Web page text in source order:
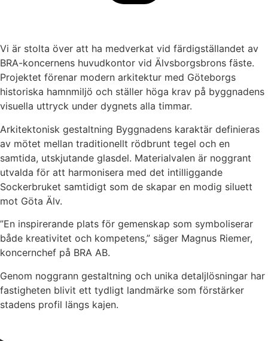
Vi är stolta över att ha medverkat vid färdigställandet av
BRA-koncernens huvudkontor vid Älvsborgsbrons fäste.
Projektet förenar modern arkitektur med Göteborgs
historiska hamnmiljö och ställer höga krav på byggnadens
visuella uttryck under dygnets alla timmar.
Arkitektonisk gestaltning Byggnadens karaktär definieras
av mötet mellan traditionellt rödbrunt tegel och en
samtida, utskjutande glasdel. Materialvalen är noggrant
utvalda för att harmonisera med det intilliggande
Sockerbruket samtidigt som de skapar en modig siluett
mot Göta Älv.
”En inspirerande plats för gemenskap som symboliserar
både kreativitet och kompetens,” säger Magnus Riemer,
koncernchef på BRA AB.
Genom noggrann gestaltning och unika detaljlösningar har
fastigheten blivit ett tydligt landmärke som förstärker
stadens profil längs kajen.